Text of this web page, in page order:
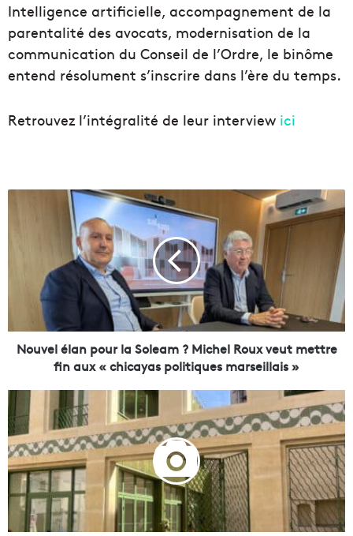
Intelligence artificielle, accompagnement de la
parentalité des avocats, modernisation de la
communication du Conseil de l’Ordre, le binôme
entend résolument s’inscrire dans l’ère du temps.
Retrouvez l’intégralité de leur interview ici
a
u
r
l
a
S
o
l
e
a
Nouvel élan pour la Soleam ? Michel Roux veut mettre
fin aux « chicayas politiques marseillais »
R
u
e
d
'
A
u
b
a